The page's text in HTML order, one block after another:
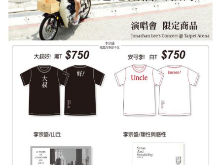
付款後全家取貨
配送毎にNT$65、NT$1,000以上で送料無料
7-11取貨付款
配送毎にNT$65、NT$1,000以上で送料無料
付款後7-11取貨
配送毎にNT$65、NT$1,000以上で送料無料
配送毎にNT$85、NT$1,000以上で送料無料
海外地區配送